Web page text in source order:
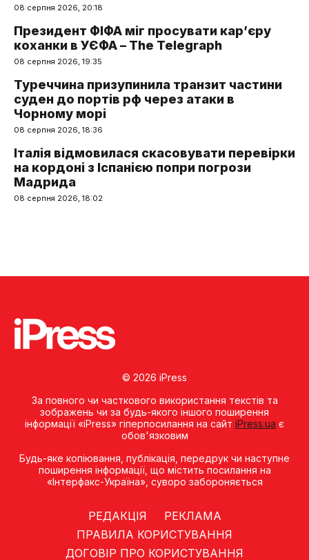
08 серпня 2026, 20:18
Президент ФІФА міг просувати кар’єру
коханки в УЄФА – The Telegraph
08 серпня 2026, 19:35
Туреччина призупинила транзит частини
суден до портів рф через атаки в
Чорному морі
08 серпня 2026, 18:36
Італія відмовилася скасовувати перевірки
на кордоні з Іспанією попри погрози
Мадрида
08 серпня 2026, 18:02
© 2026 iPress
За повного чи часткового використання текстів та
зображень чи за будь-якого іншого поширення
інформації «iPress» гіперпосилання на сайт iPress.ua є
обов'язковим
Будь-яке копiювання, публiкацiя, передрук чи наступне
поширення iнформацiї, що мiстить посилання на
«Iнтерфакс-Україна», суворо забороняється
РЕДАКЦІЯ
РЕКЛАМА
ПРАВИЛА КОРИСТУВАННЯ
ДОГОВІР ПРО КОРИСТУВАННЯ